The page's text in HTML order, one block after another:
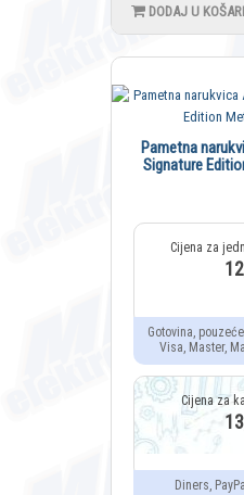
DODAJ U
Pametna
Signature
Gotovina,
Visa, Master,
Diners,